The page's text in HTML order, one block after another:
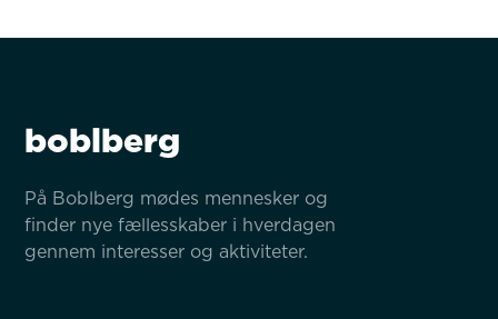
boblberg
På Boblberg mødes mennesker og
finder nye fællesskaber i hverdagen
gennem interesser og aktiviteter.